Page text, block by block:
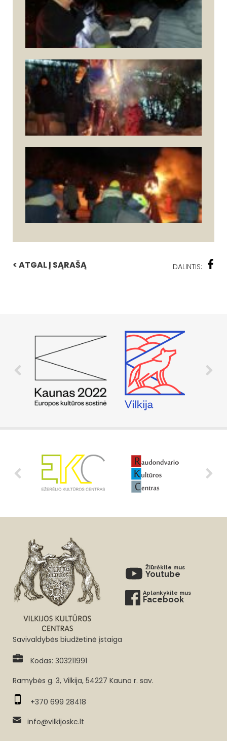
< ATGAL Į SĄRAŠĄ DALINTIS:
Žiūrėkite mus
Youtube
Aplankykite mus
Facebook
Savivaldybės biudžetinė įstaiga
Kodas: 303211991
Ramybės g. 3, Vilkija, 54227 Kauno r. sav.
+370 699 28418
info@vilkijoskc.lt